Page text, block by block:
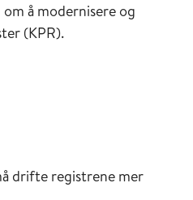
å modernisere og
(KPR).
drifte registrene mer